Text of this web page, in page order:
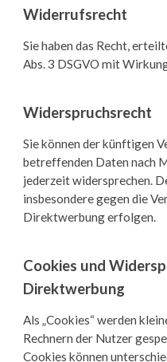
Widerrufsrecht
Sie haben das Recht,
Abs. 3 DSGVO mit
Widerspruchsrecht
Sie können der künftigen
betreffenden Daten nach
jederzeit widersprechen.
insbesondere gegen die
Direktwerbung erfolgen.
Cookies und
Direktwerbung
Als „Cookies“ werden
Rechnern der Nutzer
Cookies können